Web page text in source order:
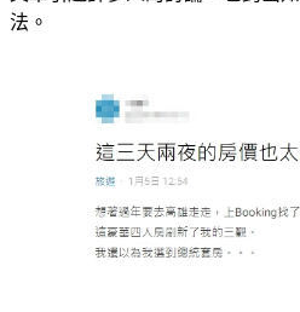
文章引起許多人的討論，也釣出